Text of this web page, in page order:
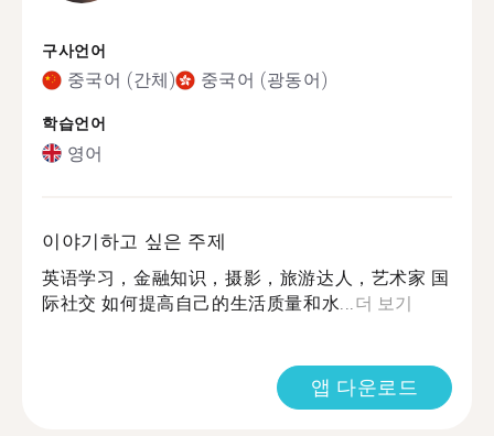
구사언어
중국어 (간체) 중국어 (광동어)
학습언어
영어
이야기하고 싶은 주제
英语学习，金融知识，摄影，旅游达人，艺术家 国
际社交 如何提高自己的生活质量和水... 더 보기
앱 다운로드